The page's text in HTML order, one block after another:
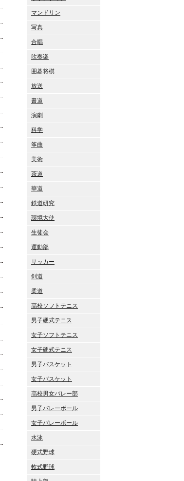
マンドリン
写真
合唱
吹奏楽
囲碁将棋
放送
書道
演劇
科学
筝曲
美術
茶道
華道
鉄道研究
環境大使
生徒会
運動部
サッカー
剣道
柔道
高校ソフトテニス
男子硬式テニス
女子ソフトテニス
女子硬式テニス
男子バスケット
女子バスケット
高校男女バレー部
男子バレーボール
女子バレーボール
水泳
硬式野球
軟式野球